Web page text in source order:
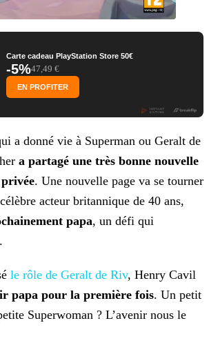
Carte cadeau PlayStation Store 50€
-5%47,49 €
EN PROFITER
a donné vie à Superman ou Geralt de
a partagé une très bonne nouvelle
. Une nouvelle page va se tourner
acteur britannique de 40 ans,
papa, un défi qui
le rôle de Geralt de Riv, Henry Cavil
papa pour la première fois. Un petit
Superwoman ? L’avenir nous le